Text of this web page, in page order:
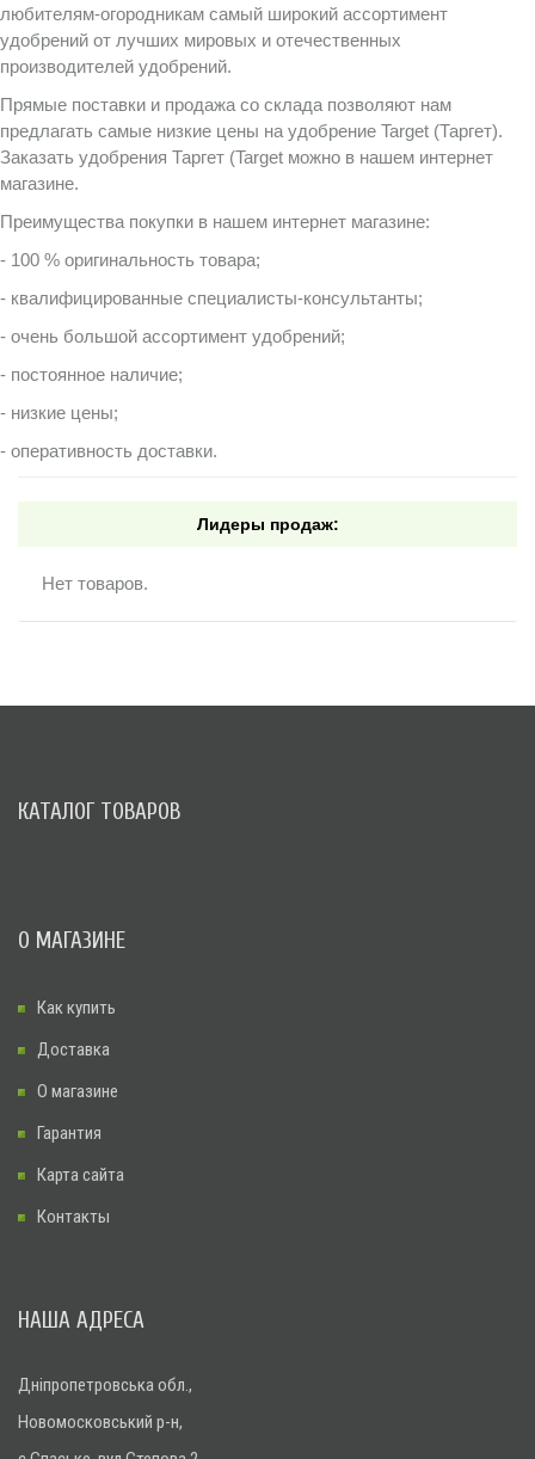
любителям-огородникам самый широкий ассортимент
удобрений от лучших мировых и отечественных
производителей удобрений.
Прямые поставки и продажа со склада позволяют нам
предлагать самые низкие цены на удобрение Target (Таргет).
Заказать удобрения Таргет (Target можно в нашем интернет
магазине.
Преимущества покупки в нашем интернет магазине:
- 100 % оригинальность товара;
- квалифицированные специалисты-консультанты;
- очень большой ассортимент удобрений;
- постоянное наличие;
- низкие цены;
- оперативность доставки.
Лидеры продаж:
Нет товаров.
КАТАЛОГ ТОВАРОВ
О МАГАЗИНЕ
Как купить
Доставка
О магазине
Гарантия
Карта сайта
Контакты
НАША АДРЕСА
Дніпропетровська обл.,
Новомосковський р-н,